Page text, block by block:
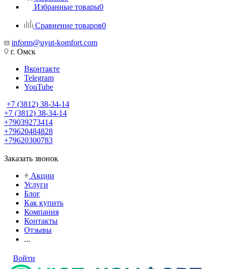
Избранные товары0
Сравнение товаров0
inform@uyut-komfort.com
г. Омск
Вконтакте
Telegram
YouTube
+7 (3812) 38-34-14
+7 (3812) 38-34-14
+79039273414
+79620484828
+79620300783
Заказать звонок
Акции
Услуги
Блог
Как купить
Компания
Контакты
Отзывы
...
Войти